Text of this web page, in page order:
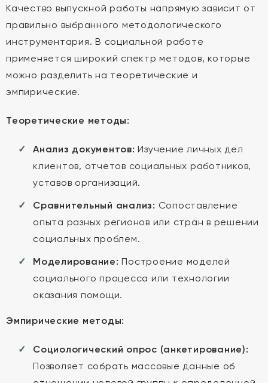
Качество выпускной работы напрямую зависит от
правильно выбранного методологического
инструментария. В социальной работе
применяется широкий спектр методов, которые
можно разделить на теоретические и
эмпирические.
Теоретические методы:
Анализ документов: Изучение личных дел
клиентов, отчетов социальных работников,
уставов организаций.
Сравнительный анализ: Сопоставление
опыта разных регионов или стран в решении
социальных проблем.
Моделирование: Построение моделей
социального процесса или технологии
оказания помощи.
Эмпирические методы:
Социологический опрос (анкетирование):
Позволяет собрать массовые данные об